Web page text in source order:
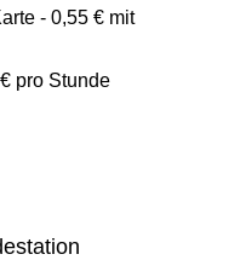
- 0,55 € mit
pro Stunde